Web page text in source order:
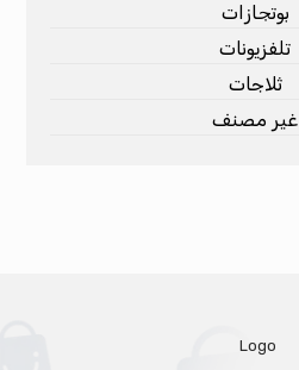
بوتجازات
تلفزيونات
ثلاجات
غير مصنف